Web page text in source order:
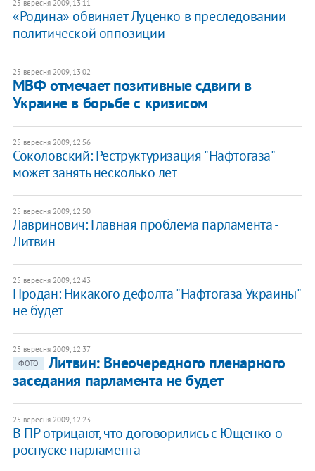
25 вересня 2009, 13:11
«Родина» обвиняет Луценко в преследовании
политической оппозиции
25 вересня 2009, 13:02
МВФ отмечает позитивные сдвиги в
Украине в борьбе с кризисом
25 вересня 2009, 12:56
Соколовский: Реструктуризация "Нафтогаза"
может занять несколько лет
25 вересня 2009, 12:50
Лавринович: Главная проблема парламента -
Литвин
25 вересня 2009, 12:43
Продан: Никакого дефолта "Нафтогаза Украины"
не будет
25 вересня 2009, 12:37
ФОТО
Литвин: Внеочередного пленарного
заседания парламента не будет
25 вересня 2009, 12:23
В ПР отрицают, что договорились с Ющенко о
роспуске парламента